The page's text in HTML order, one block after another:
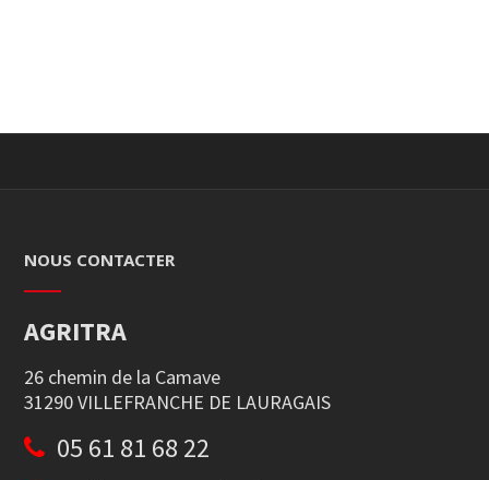
NOUS CONTACTER
AGRITRA
26 chemin de la Camave
31290 VILLEFRANCHE DE LAURAGAIS
05 61 81 68 22